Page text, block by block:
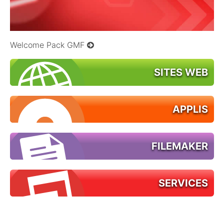
Welcome Pack GMF
SITES WEB
APPLIS
FILEMAKER
SERVICES